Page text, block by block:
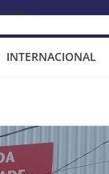
INTERNACIONAL